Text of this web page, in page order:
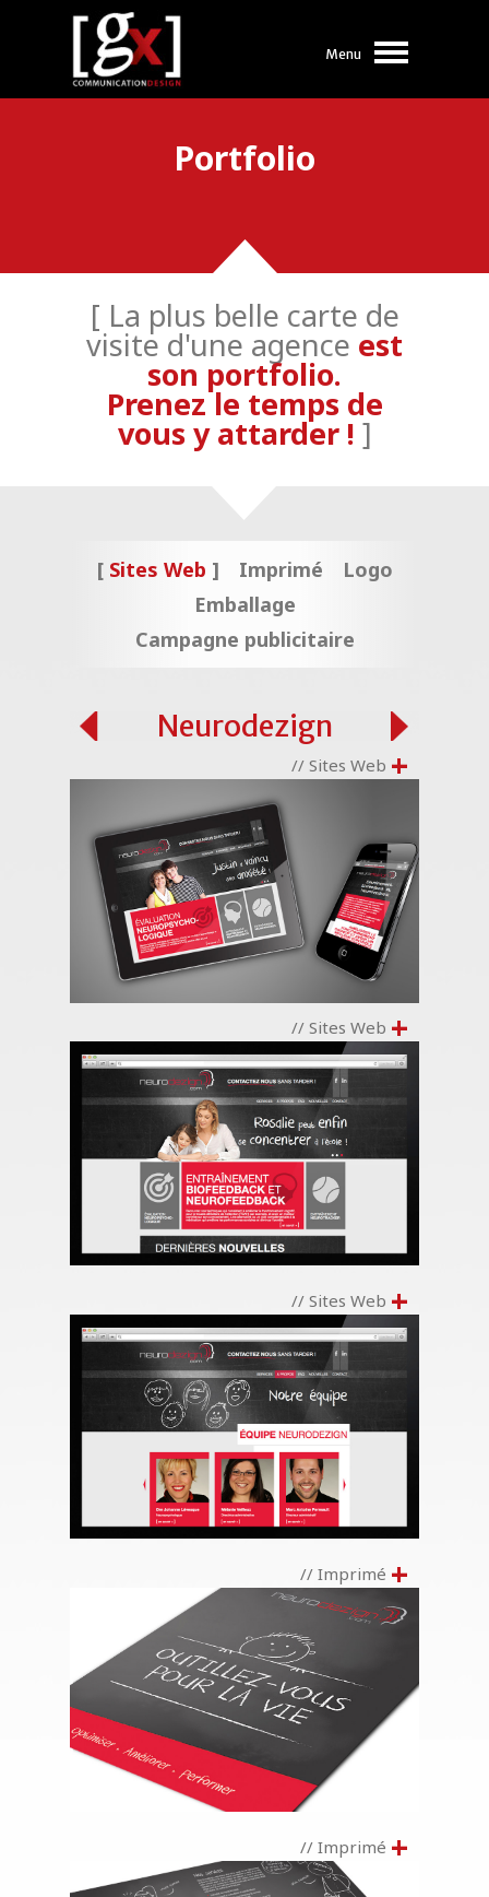
Menu
Portfolio
[ La plus belle carte de
visite d'une agence est
son portfolio.
Prenez le temps de
vous y attarder ! ]
Sites Web Imprimé
Logo
Emballage
Campagne publicitaire
Neurodezign
// Sites Web +
// Sites Web +
// Sites Web +
// Imprimé +
// Imprimé +